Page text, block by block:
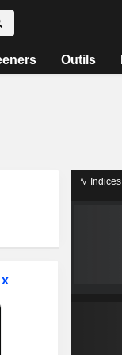
Outils
Indices